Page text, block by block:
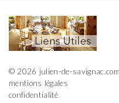
© 2026 julien-de-
mentions légales
confidentialité